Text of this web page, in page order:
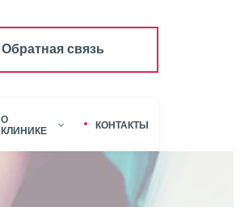
Обратная связь
О
КЛИНИКЕ
КОНТАКТЫ